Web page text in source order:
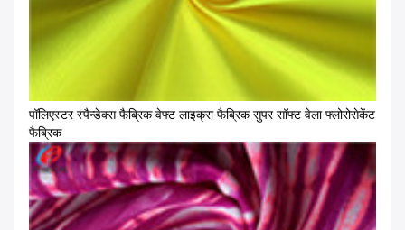
पॉलिएस्टर स्पैन्डेक्स फैब्रिक वेफ्ट लाइक्रा फैब्रिक सुपर सॉफ्ट वेला फ्लोरोसेकेंट
फैब्रिक